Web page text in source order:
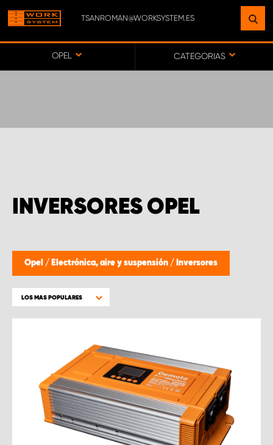
TSANROMAN@WORKSYSTEM.ES
OPEL CATEGORIAS
INVERSORES OPEL
Opel / Electrónica, aire y suspensión / Inversores
LOS MAS POPULARES
ENCUENTRE UNA INSTALACIÓN
CERCA DE USTED